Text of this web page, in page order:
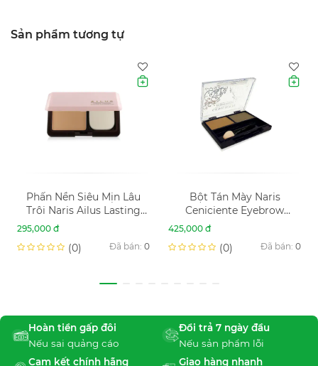
Sản phẩm tương tự
Phấn Nền Siêu Mịn Lâu
Trôi Naris Ailus Lasting
Smooth Powder
295,000 đ
(0) Đã bán: 0
Bột Tán Mày Naris
Ceniciente Eyebrow
425,000 đ
(0) Đã bán: 0
Hoàn tiền gấp đôi
Nếu sai quảng cáo
Đổi trả 7 ngày đầu
Nếu sản phẩm lỗi
Cam kết chính hãng
Giao hàng nhanh